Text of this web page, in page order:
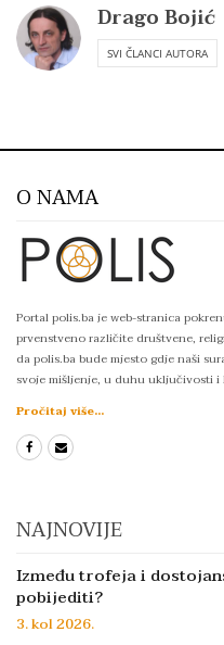
Drago Bojić
SVI ČLANCI AUTORA
O NAMA
Portal polis.ba je web-stranica
prvenstveno različite društvene,
da polis.ba bude mjesto gdje naši
svoje mišljenje, u duhu uključivosti i
Pročitaj više...
NAJNOVIJE
Između trofeja i
pobijediti?
3. kol 2026.